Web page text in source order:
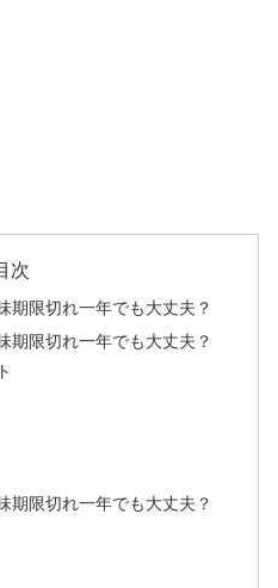
次
期限切れ一年でも大丈夫？
期限切れ一年でも大丈夫？
期限切れ一年でも大丈夫？